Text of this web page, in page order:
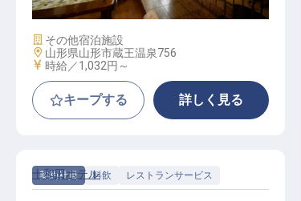
施設業態
その他宿泊施設
勤務地
山形県山形市蔵王温泉756
給与
時給／1,032円～
キープする 詳しく見る
契約社員 料飲 レストランサービス
十和田ホテル